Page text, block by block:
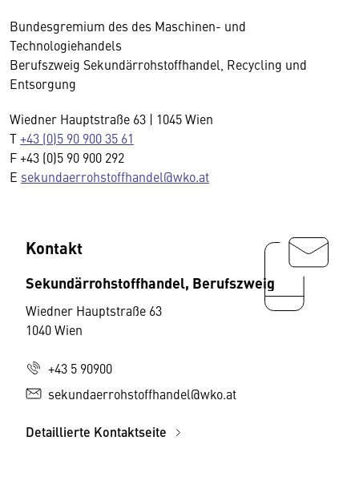
Bundesgremium des des Maschinen- und
Technologiehandels
Berufszweig Sekundärrohstoffhandel, Recycling und
Entsorgung
Wiedner Hauptstraße 63 | 1045 Wien
T+43 (0)5 90 900 35 61
F +43 (0)5 90 900 292
E sekundaerrohstoffhandel@wko.at
Kontakt
Sekundärrohstoffhandel, Berufszweig
Wiedner Hauptstraße 63
1040 Wien
+43 5 90900
sekundaerrohstoffhandel@wko.at
Detaillierte Kontaktseite